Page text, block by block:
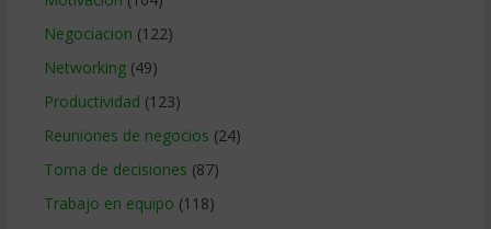
Negociacion (122)
Networking(49)
Productividad (123)
Reuniones de negocios (24)
Toma de decisiones (87)
Trabajo en equipo (118)